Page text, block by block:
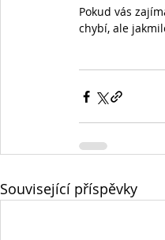
Pokud vás
chybí, ale
Související příspěvky